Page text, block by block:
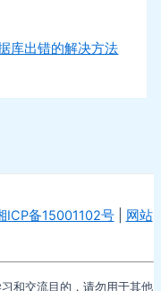
库出错的解决方法
ICP备15001102号| 网站
和交流目的，请勿用于其他